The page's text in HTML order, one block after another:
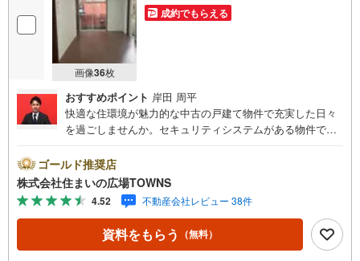
画像36枚
成約でもらえる
おすすめポイント 岸田 周平
快適な住環境が魅力的な中古の戸建て物件で充実した日々
を過ごしませんか。セキュリティシステムがある物件で
気です。物件の向きも確認しましょう。ここでは南西向き
の物件をご紹介。浴室乾燥機のあるお風呂場は洗濯物を干
すときにも便利です。追焚機能浴室は利便性が高いので、
あって損はありません。今回紹介するのは、建物面積が79.
48平米。日常生活で利用頻度の高い水回りだからこそ、使
い勝手のいいシステムキッチンを選んでみませんか。建物
ゴールド推奨店
株式会社住まいの広場TOWNS
4.52 不動産会社レビュー 38件
資料をもらう （無料）